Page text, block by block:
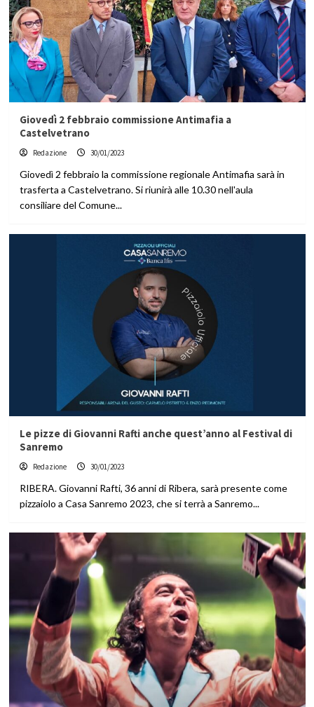
Giovedì 2 febbraio commissione Antimafia a
Castelvetrano
Redazione 30/01/2023
Giovedì 2 febbraio la commissione regionale Antimafia sarà in
trasferta a Castelvetrano. Si riunirà alle 10.30 nell'aula
consiliare del Comune...
Le pizze di Giovanni Rafti anche quest’anno al Festival di
Sanremo
Redazione 30/01/2023
RIBERA. Giovanni Rafti, 36 anni di Ribera, sarà presente come
pizzaiolo a Casa Sanremo 2023, che si terrà a Sanremo...